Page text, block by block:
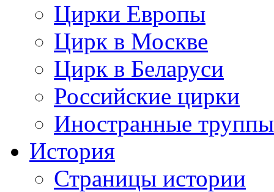
Цирки Европы
Цирк в Москве
Цирк в Беларуси
Российские цирки
Иностранные труппы
История
Страницы истории